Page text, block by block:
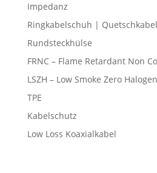
Impedanz
Ringkabelschuh |
Rundsteckhülse
FRNC – Flame Retardant Non
LSZH – Low Smoke Zero Halogen
TPE
Kabelschutz
Low Loss Koaxialkabel